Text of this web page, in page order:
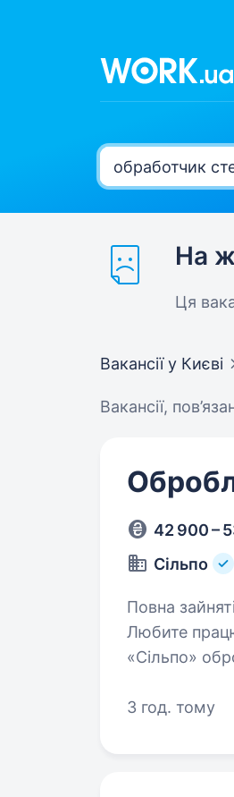
На
Ця
Вакансіїу Києві
Вакансії,
42 900 –
Сільпо
Повна
Любите
«Сільпо»
санітарний…
3 год. тому